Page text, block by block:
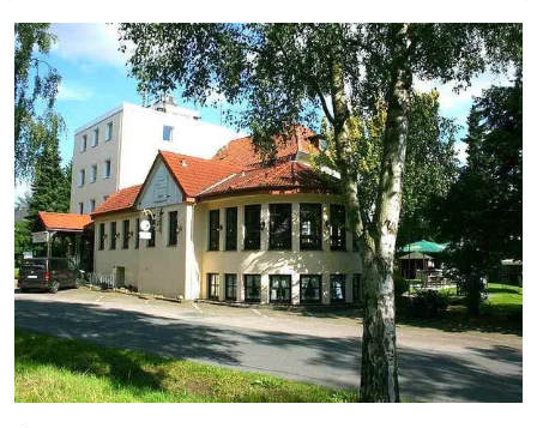
Einzelzimmer
1 Erwachsenen
Ausstattung
Zusatznächte
Für 8 Tage p.P. ab649,00 €